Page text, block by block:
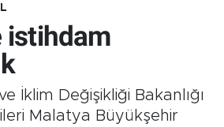
istihdam
İklim Değişikliği Bakanlığı
Malatya Büyükşehir